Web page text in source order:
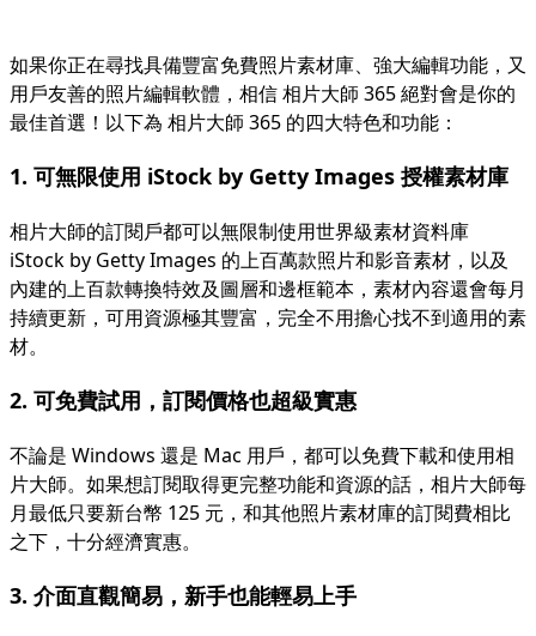
如果你正在尋找具備豐富免費照片素材庫、強大編輯功能，又
用戶友善的照片編輯軟體，相信相片大師 365絕對會是你的
最佳首選！以下為 相片大師 365 的四大特色和功能：
1. 可無限使用 iStock by Getty Images 授權素材庫
相片大師的訂閱戶都可以無限制使用世界級素材資料庫
iStock by Getty Images 的上百萬款照片和影音素材，以及
內建的上百款轉換特效及圖層和邊框範本，素材內容還會每月
持續更新，可用資源極其豐富，完全不用擔心找不到適用的素
材。
2. 可免費試用，訂閱價格也超級實惠
不論是 Windows 還是 Mac 用戶，都可以免費下載和使用相
片大師。如果想訂閱取得更完整功能和資源的話，相片大師每
月最低只要新台幣 125 元，和其他照片素材庫的訂閱費相比
之下，十分經濟實惠。
3. 介面直觀簡易，新手也能輕易上手